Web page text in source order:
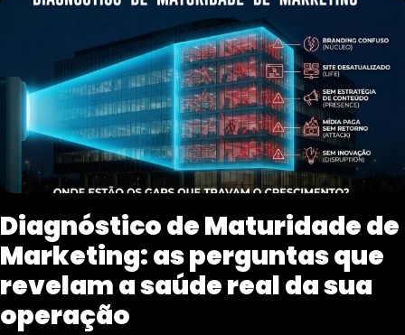
Diagnóstico de Maturidade de
Marketing: as perguntas que
revelam a saúde real da sua
operação